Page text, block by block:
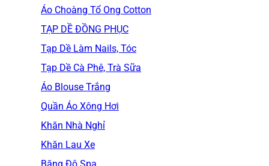
Áo Choàng Tổ Ong Cotton
TẠP DỀ ĐỒNG PHỤC
Tạp Dề Làm Nails, Tóc
Tạp Dề Cà Phê, Trà Sữa
Áo Blouse Trắng
Quần Áo Xông Hơi
Khăn Nhà Nghỉ
Khăn Lau Xe